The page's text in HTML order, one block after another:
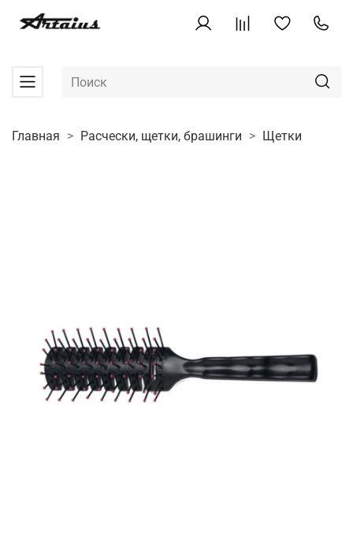
Главная Расчески, щетки, брашинги Щетки